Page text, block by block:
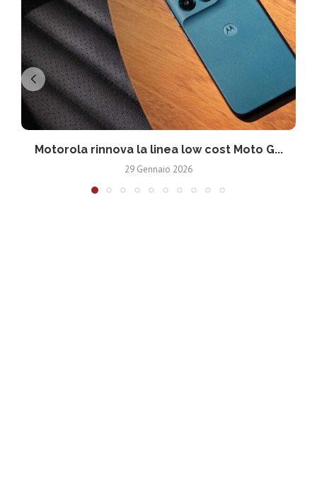
Motorola rinnova la linea low cost Moto G...
29 Gennaio 2026